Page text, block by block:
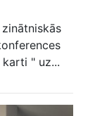
" uz...